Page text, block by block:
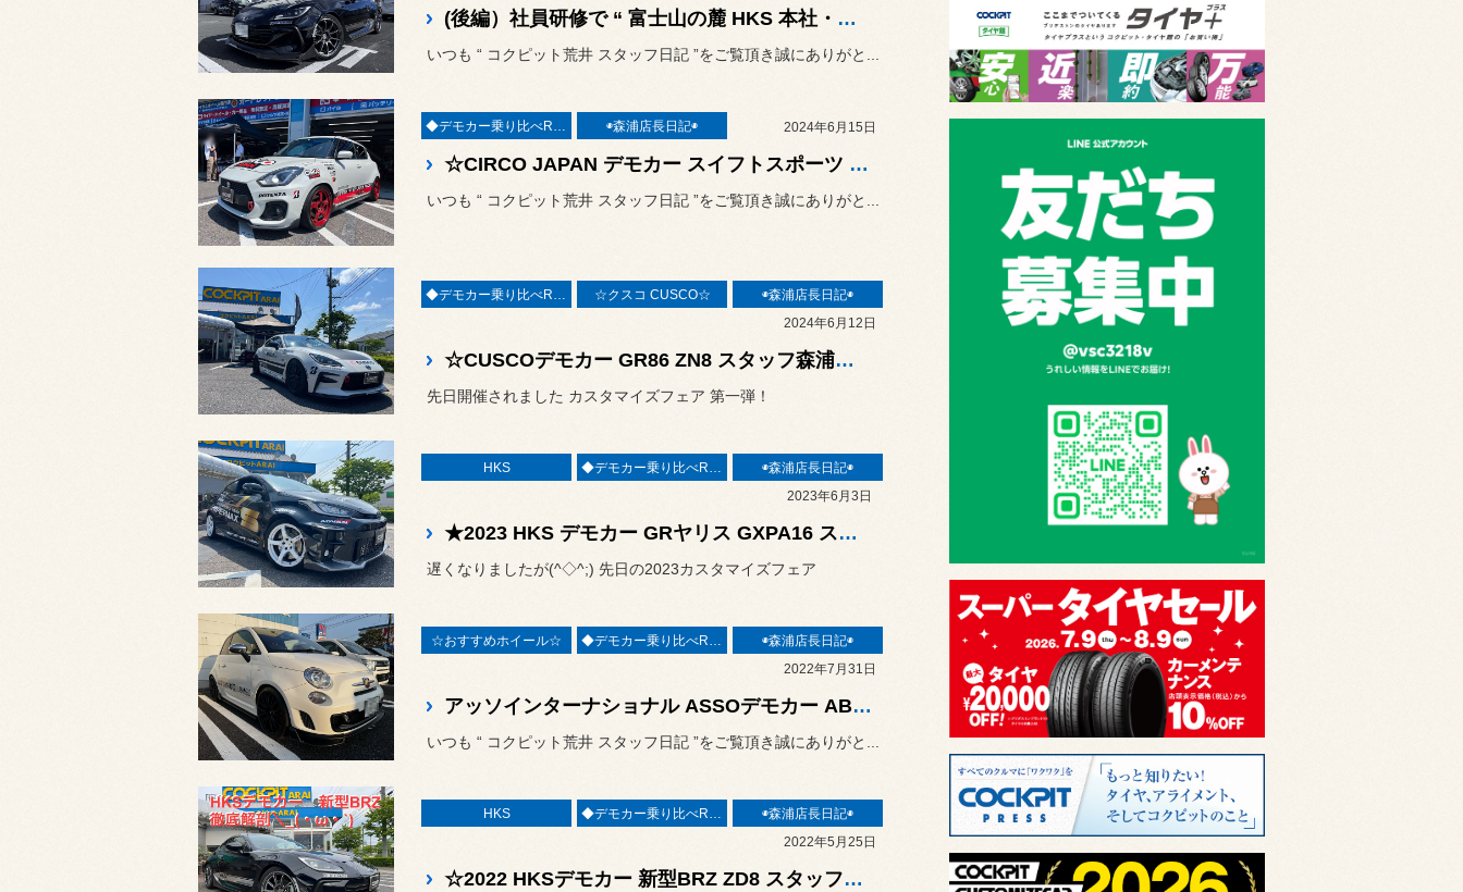
(後編）社員研修で “ 富士山の麓 HKS 本社・工場” へ潜入レポート！最新技術とモノ作りへ情熱・拘りを感じる事が出来ました！
いつも “ コクピット荒井 スタッフ日記 ”をご覧頂き誠にありがと...
◆デモカー乗り比べREPORT◆ ◉森浦店長日記◉ 2024年6月15日
☆CIRCO JAPAN デモカー スイフトスポーツ ZC33S スタッフ森浦が勝手に（考察）レポート！！(＾ｰ^)
いつも “ コクピット荒井 スタッフ日記 ”をご覧頂き誠にありがと...
◆デモカー乗り比べREPORT◆ ☆クスコ CUSCO☆
◉森浦店長日記◉
2024年6月12日
☆CUSCOデモカー GR86 ZN8 スタッフ森浦が勝手に（考察）レポート！！(＾ｰ^)
先日開催されました カスタマイズフェア 第一弾！
HKS ◆デモカー乗り比べREPORT◆
◉森浦店長日記◉
2023年6月3日
★2023 HKS デモカー GRヤリス GXPA16 スタッフ森浦が勝手に（考察）レポート！！(＾ｰ^)/
遅くなりましたが(^◇^;) 先日の2023カスタマイズフェア
☆おすすめホイール☆ ◆デモカー乗り比べREPORT◆
◉森浦店長日記◉
2022年7月31日
アッソインターナショナル ASSOデモカー ABARTH 595 competizione コクピット荒井にやって来た(・ω<)/
いつも “ コクピット荒井 スタッフ日記 ”をご覧頂き誠にありがと...
HKS ◆デモカー乗り比べREPORT◆
◉森浦店長日記◉
2022年5月25日
☆2022 HKSデモカー 新型BRZ ZD8 スタッフ森浦が勝手に（考察）レポート！！(＾ｰ^)